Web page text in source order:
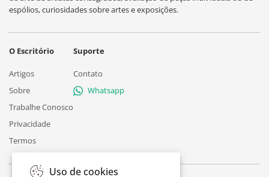
espólios, curiosidades sobre artes e exposições.
O Escritório
Artigos
Sobre
Trabalhe Conosco
Privacidade
Termos
Suporte
Contato
Whatsapp
Uso de cookies